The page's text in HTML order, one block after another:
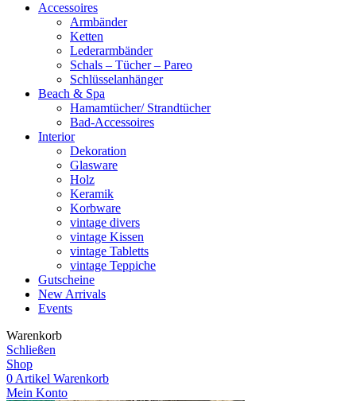
Accessoires
Armbänder
Ketten
Lederarmbänder
Schals – Tücher – Pareo
Schlüsselanhänger
Beach & Spa
Hamamtücher/ Strandtücher
Bad-Accessoires
Interior
Dekoration
Glasware
Holz
Keramik
Korbware
vintage divers
vintage Kissen
vintage Tabletts
vintage Teppiche
Gutscheine
New Arrivals
Events
Warenkorb
Schließen
Shop
0 Artikel Warenkorb
Mein Konto